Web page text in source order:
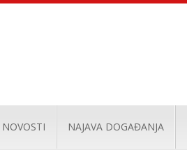
NOVOSTI NAJAVA DOGAĐANJA